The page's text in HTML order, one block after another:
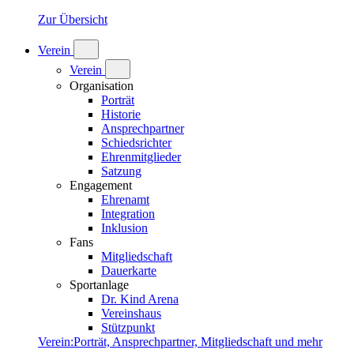
Zur Übersicht
Verein
Verein
Organisation
Porträt
Historie
Ansprechpartner
Schiedsrichter
Ehrenmitglieder
Satzung
Engagement
Ehrenamt
Integration
Inklusion
Fans
Mitgliedschaft
Dauerkarte
Sportanlage
Dr. Kind Arena
Vereinshaus
Stützpunkt
Verein:Porträt, Ansprechpartner, Mitgliedschaft und mehr